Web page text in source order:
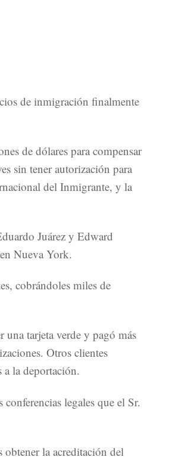
de inmigración finalmente
de dólares para compensar
sin tener autorización para
del Inmigrante, y la
Juárez y Edward
en Nueva York.
cobrándoles miles de
una tarjeta verde y pagó más
Otros clientes
a la deportación.
conferencias legales que el Sr.
la acreditación del